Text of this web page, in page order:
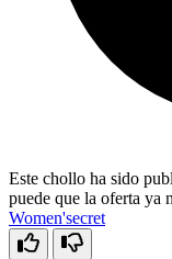
Este chollo ha sido
puede que la oferta ya
Women'secret